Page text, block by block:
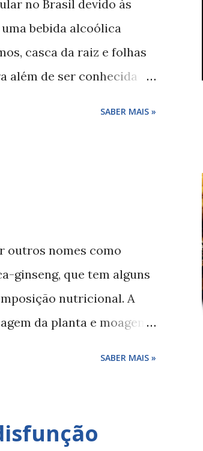
encontrarem
através do sexo
coito vaginal tem c...
no Brasil devido às
bebida alcoólica
casca da raiz e folhas
além de ser conhecida
ou como bebida
1) Por se tratar de bebida
estimulante sexual, pois
2) O consumo
de catuaba está
de 18 anos, e pessoas
SABER MAIS »
outros nomes como
ginseng, que tem alguns
nutricional. A
da planta e moagem
SABER MAIS »